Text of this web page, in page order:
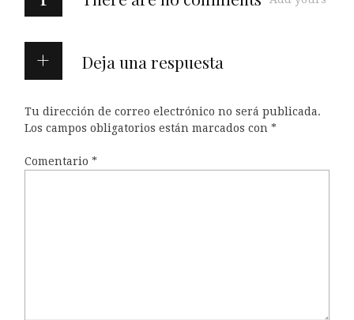
Deja una respuesta
Tu dirección de correo electrónico no será publicada.
Los campos obligatorios están marcados con *
Comentario *